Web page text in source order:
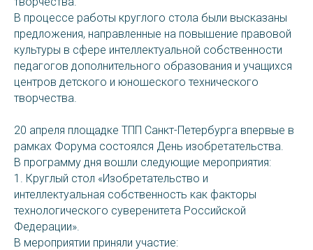
В процессе работы круглого стола были высказаны
предложения, направленные на повышение правовой
культуры в сфере интеллектуальной собственности
педагогов дополнительного образования и учащихся
центров детского и юношеского технического
творчества.
20 апреля площадке ТПП Санкт-Петербурга впервые в
рамках Форума состоялся День изобретательства.
В программу дня вошли следующие мероприятия:
1. Круглый стол «Изобретательство и
интеллектуальная собственность как факторы
технологического суверенитета Российской
Федерации».
В мероприятии приняли участие: